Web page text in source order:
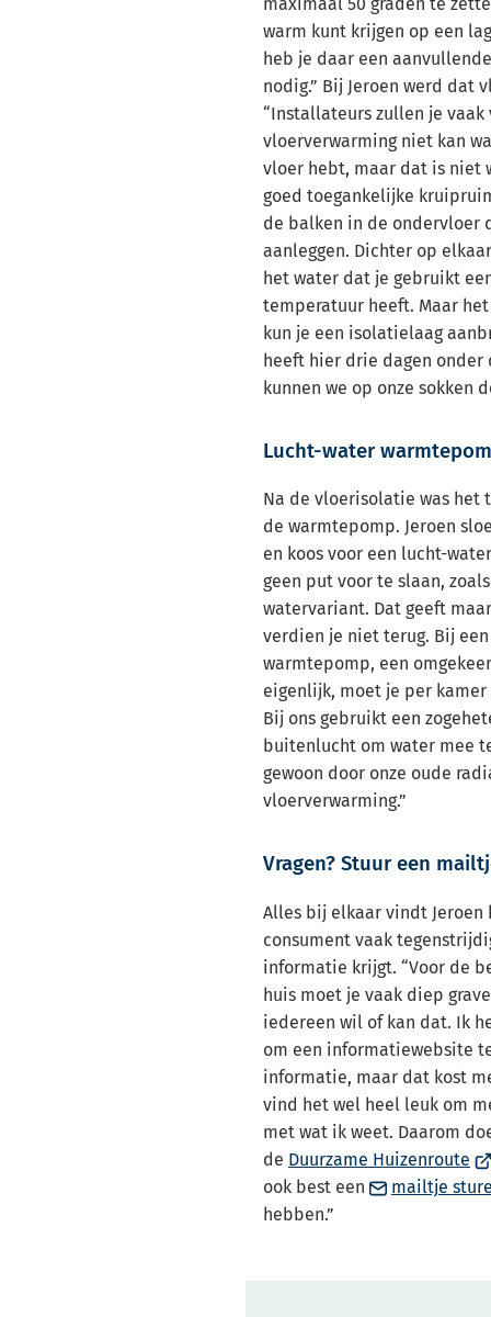
warm kunt krijgen op een
heb je daar een
nodig.” Bij Jeroen werd dat
“Installateurs zullen je
vloerverwarming niet kan
vloer hebt, maar dat is niet
goed toegankelijke
de balken in de ondervloer
aanleggen. Dichter op
het water dat je gebruikt
temperatuur heeft. Maar
kun je een isolatielaag
heeft hier drie dagen onder
kunnen we op onze sokken
Lucht-water
Na de vloerisolatie was het
de warmtepomp. Jeroen
en koos voor een lucht-
geen put voor te slaan,
watervariant. Dat geeft
verdien je niet terug. Bij
warmtepomp, een
eigenlijk, moet je per kamer
Bij ons gebruikt een
buitenlucht om water mee
gewoon door onze oude
vloerverwarming.”
Vragen? Stuur een
Alles bij elkaar vindt
consument vaak
informatie krijgt. “Voor de
huis moet je vaak diep
iedereen wil of kan dat. Ik
om een informatiewebsite
informatie, maar dat kost
vind het wel heel leuk om
met wat ik weet. Daarom
de Duurzame Huizenroute
ook best een
mailtje
hebben.”